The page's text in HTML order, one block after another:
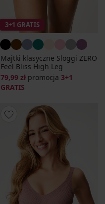
3+1 GRATIS
Majtki klasyczne Sloggi ZERO
Feel Bliss High Leg
79,99 zł promocja 3+1
GRATIS